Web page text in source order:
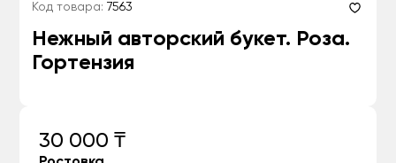
Код товара: 7563
Нежный авторский букет. Роза.
Гортензия
30 000 ₸